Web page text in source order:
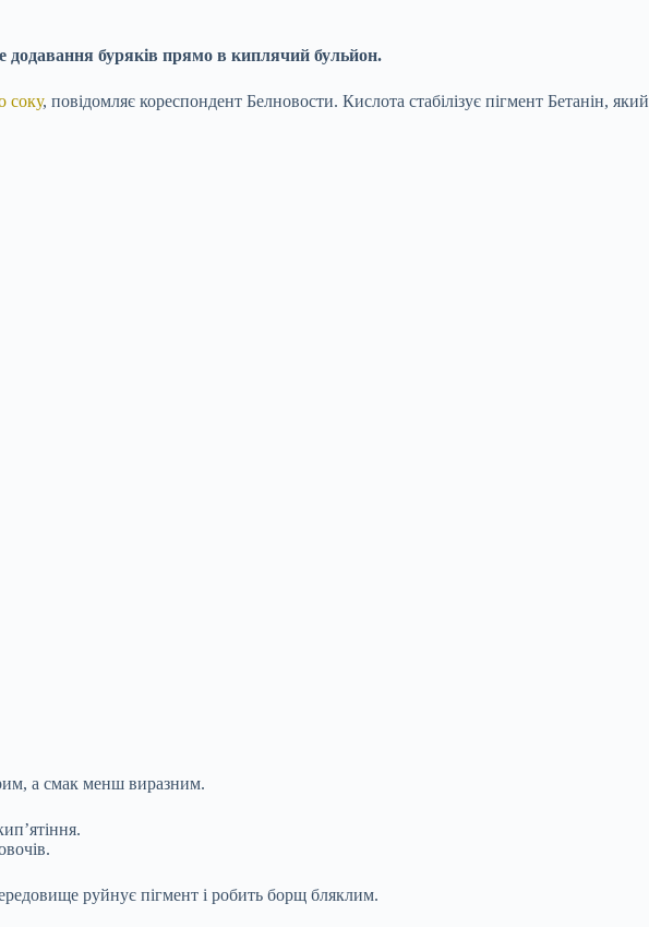
додавання буряків прямо в киплячий бульйон.
соку, повідомляє кореспондент Белновости. Кислота стабілізує пігмент Бетанін, який
а смак менш виразним.
руйнує пігмент і робить борщ бляклим.